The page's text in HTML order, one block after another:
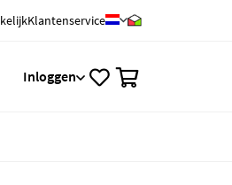
Klantenservice
Inloggen